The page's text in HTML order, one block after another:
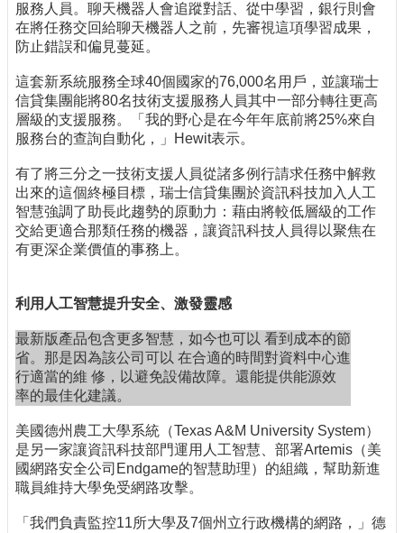
技
術
論
壇
產
業
專
欄
服務人員。聊天機器人會追蹤對話、從中學習，銀行則會
在將任務交回給聊天機器人之前，先審視這項學習成果，
防止錯誤和偏見蔓延。
這套新系統服務全球40個國家的76,000名用戶，並讓瑞士
信貸集團能將80名技術支援服務人員其中一部分轉往更高
層級的支援服務。「我的野心是在今年年底前將25%來自
服務台的查詢自動化，」Hewit表示。
有了將三分之一技術支援人員從諸多例行請求任務中解救
出來的這個終極目標，瑞士信貸集團於資訊科技加入人工
智慧強調了助長此趨勢的原動力：藉由將較低層級的工作
交給更適合那類任務的機器，讓資訊科技人員得以聚焦在
有更深企業價值的事務上。
利用人工智慧提升安全、激發靈感
最新版產品包含更多智慧，如今也可以 看到成本的節
省。那是因為該公司可以 在合適的時間對資料中心進
行適當的維 修，以避免設備故障。還能提供能源效
率的最佳化建議。
美國德州農工大學系統（Texas A&M University System）
是另一家讓資訊科技部門運用人工智慧、部署Artemis（美
國網路安全公司Endgame的智慧助理）的組織，幫助新進
職員維持大學免受網路攻擊。
「我們負責監控11所大學及7個州立行政機構的網路，」德